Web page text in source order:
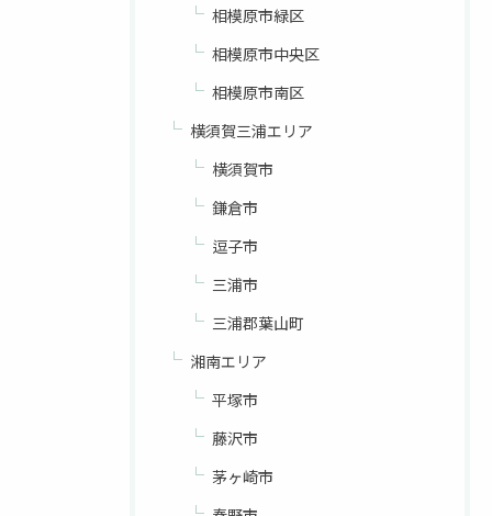
相模原市緑区
相模原市中央区
相模原市南区
横須賀三浦エリア
横須賀市
鎌倉市
逗子市
三浦市
三浦郡葉山町
湘南エリア
平塚市
藤沢市
茅ヶ崎市